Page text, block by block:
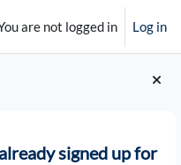
are not logged in Log in
signed up for